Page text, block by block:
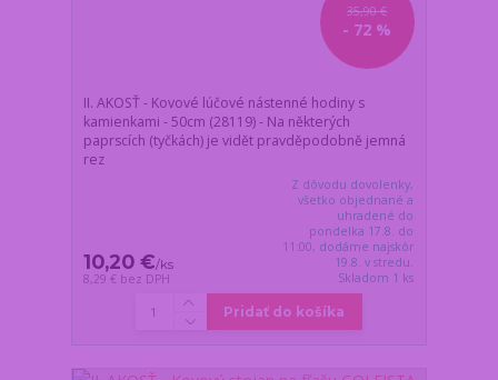
35,90 €
- 72 %
II. AKOSŤ - Kovové lúčové nástenné hodiny s
kamienkami - 50cm (28119) - Na některých
paprscích (tyčkách) je vidět pravděpodobně jemná
rez
10,20 €/ks
8,29 € bez DPH
Z dôvodu dovolenky,
všetko objednané a
uhradené do
pondelka 17.8. do
11:00, dodáme najskôr
19.8. v stredu.
Skladom 1 ks
Pridať do košíka